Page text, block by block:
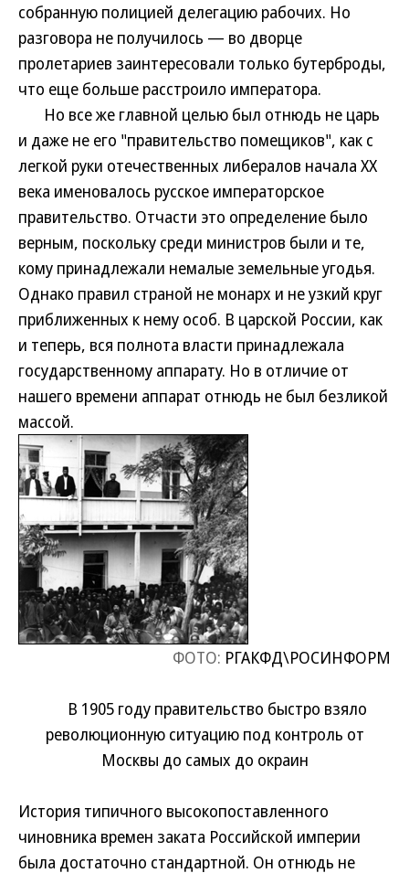
собранную полицией делегацию рабочих. Но
разговора не получилось — во дворце
пролетариев заинтересовали только бутерброды,
что еще больше расстроило императора.
Но все же главной целью был отнюдь не царь
и даже не его "правительство помещиков", как с
легкой руки отечественных либералов начала XX
века именовалось русское императорское
правительство. Отчасти это определение было
верным, поскольку среди министров были и те,
кому принадлежали немалые земельные угодья.
Однако правил страной не монарх и не узкий круг
приближенных к нему особ. В царской России, как
и теперь, вся полнота власти принадлежала
государственному аппарату. Но в отличие от
нашего времени аппарат отнюдь не был безликой
массой.
ФОТО: РГАКФД\РОСИНФОРМ
В 1905 году правительство быстро взяло
революционную ситуацию под контроль от
Москвы до самых до окраин
История типичного высокопоставленного
чиновника времен заката Российской империи
была достаточно стандартной. Он отнюдь не